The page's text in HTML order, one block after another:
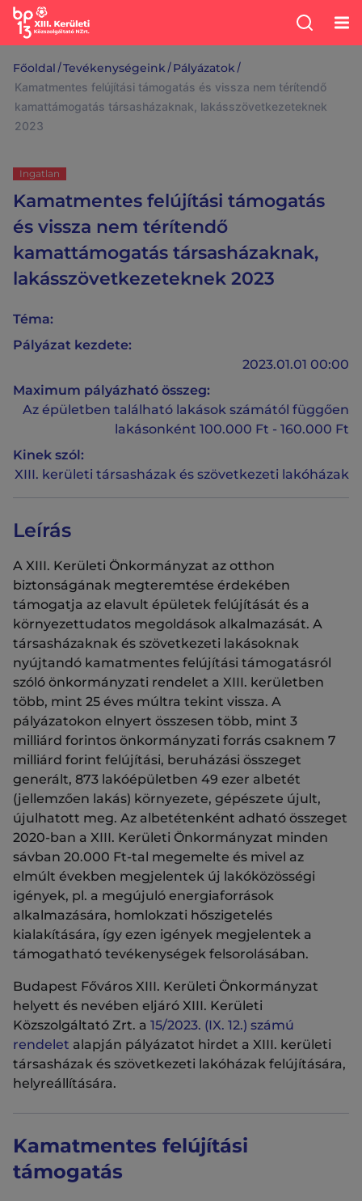
Főoldal /Tevékenységeink /Pályázatok /
Kamatmentes felújítási támogatás és vissza nem térítendő
kamattámogatás társasházaknak, lakásszövetkezeteknek
2023
Ingatlan
Kamatmentes felújítási támogatás
és vissza nem térítendő
kamattámogatás társasházaknak,
lakásszövetkezeteknek 2023
Téma:
Pályázat kezdete:
2023.01.01 00:00
Maximum pályázható összeg:
Az épületben található lakások számától függően
lakásonként 100.000 Ft - 160.000 Ft
Kinek szól:
XIII. kerületi társasházak és szövetkezeti lakóházak
Leírás
A XIII. Kerületi Önkormányzat az otthon
biztonságának megteremtése érdekében
támogatja az elavult épületek felújítását és a
környezettudatos megoldások alkalmazását. A
társasházaknak és szövetkezeti lakásoknak
nyújtandó kamatmentes felújítási támogatásról
szóló önkormányzati rendelet a XIII. kerületben
több, mint 25 éves múltra tekint vissza. A
pályázatokon elnyert összesen több, mint 3
milliárd forintos önkormányzati forrás csaknem 7
milliárd forint felújítási, beruházási összeget
generált, 873 lakóépületben 49 ezer albetét
(jellemzően lakás) környezete, gépészete újult,
újulhatott meg. Az albetétenként adható összeget
2020-ban a XIII. Kerületi Önkormányzat minden
sávban 20.000 Ft-tal megemelte és mivel az
elmúlt években megjelentek új lakóközösségi
igények, pl. a megújuló energiaforrások
alkalmazására, homlokzati hőszigetelés
kialakítására, így ezen igények megjelentek a
támogatható tevékenységek felsorolásában.
Budapest Főváros XIII. Kerületi Önkormányzat
helyett és nevében eljáró XIII. Kerületi
Közszolgáltató Zrt. a 15/2023. (IX. 12.) számú
rendelet alapján pályázatot hirdet a XIII. kerületi
társasházak és szövetkezeti lakóházak felújítására,
helyreállítására.
Kamatmentes felújítási
támogatás